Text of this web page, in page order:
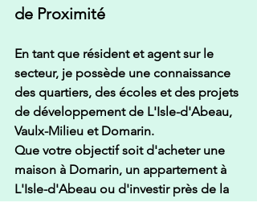
de Proximité
En tant que résident et agent sur le
secteur, je possède une connaissance
des quartiers, des écoles et des projets
de développement de L'Isle-d'Abeau,
Vaulx-Milieu et Domarin.
Que votre objectif soit d'acheter une
maison à Domarin, un appartement à
L'Isle-d'Abeau ou d'investir près de la